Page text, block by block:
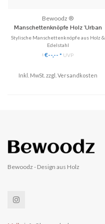
Bewoodz ®
Manschettenknöpfe Holz 'Urban
Cycling Round'
Stylische Manschettenknöpfe aus Holz &
Edelstahl
✓ Einzigartige Manschettenknöpfe aus
Echtholz.
✓ Stilvoll & Nachhaltig
*€--,-- * UVP
Inkl. MwSt. zzgl. Versandkosten
Bewoodz - Design aus Holz